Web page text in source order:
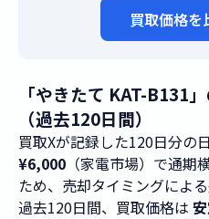
買取価格
「やきたて KAT-B131
（過去120日間）
買取Xが記録した120日分の
¥6,000 （家電市場）で通
ため、売却タイミングによ
過去120日間、買取価格は